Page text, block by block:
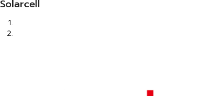
Solarcell